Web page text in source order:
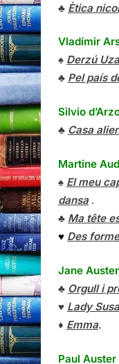
♣ Ètica
Vladímir
♠ Derzú
♣ Pel país
Silvio
♣ Casa
Martine
♠ El meu
dansa.
♣ Ma tête
♥ Des
Jane
♣ Orgull i
♥ Lady
♦ Emma.
Paul Auster